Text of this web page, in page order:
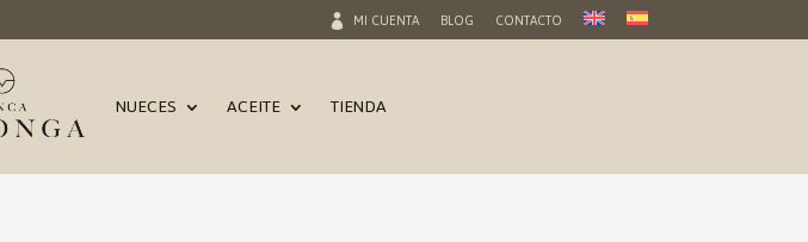
MI CUENTA BLOG CONTACTO
NUECES ACEITE TIENDA